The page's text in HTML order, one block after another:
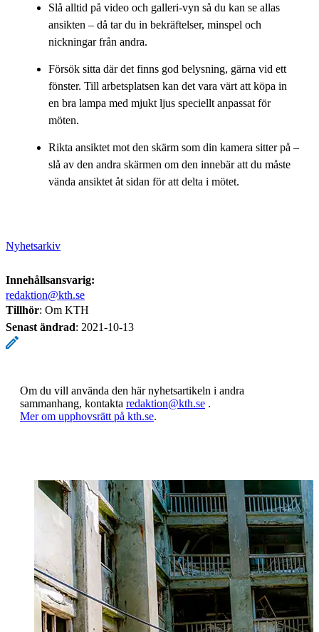
Slå alltid på video och galleri-vyn så du kan se allas
ansikten – då tar du in bekräftelser, minspel och
nickningar från andra.
Försök sitta där det finns god belysning, gärna vid ett
fönster. Till arbetsplatsen kan det vara värt att köpa in
en bra lampa med mjukt ljus speciellt anpassat för
möten.
Rikta ansiktet mot den skärm som din kamera sitter på –
slå av den andra skärmen om den innebär att du måste
vända ansiktet åt sidan för att delta i mötet.
Nyhetsarkiv
Innehållsansvarig:
redaktion@kth.se
Tillhör: Om KTH
Senast ändrad: 2021-10-13
Om du vill använda den här nyhetsartikeln i andra
sammanhang, kontakta redaktion@kth.se .
​​​​​​​Mer om upphovsrätt på kth.se​​​​​​​​​​​​​​.